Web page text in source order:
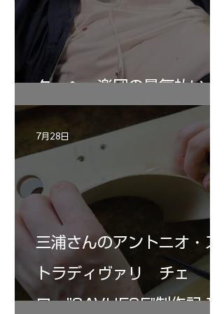
ターヘー楽団の暑気払い
三浦さんのアントニオ・ス
トラディヴァリ チェ
ロ ”SAVUESE"制作記１2
7月28日